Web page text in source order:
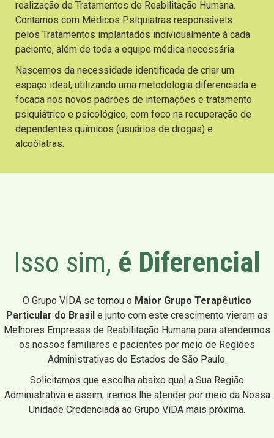
realização de Tratamentos de Reabilitação Humana.
Contamos com Médicos Psiquiatras responsáveis
pelos Tratamentos implantados individualmente à cada
paciente, além de toda a equipe médica necessária.
Nascemos da necessidade identificada de criar um
espaço ideal, utilizando uma metodologia diferenciada e
focada nos novos padrões de internações e tratamento
psiquiátrico e psicológico, com foco na recuperação de
dependentes químicos (usuários de drogas) e
alcoólatras.
Isso sim, é Diferencial
O Grupo VIDA se tornou o Maior Grupo Terapêutico
Particular do Brasil e junto com este crescimento vieram as
Melhores Empresas de Reabilitação Humana para atendermos
os nossos familiares e pacientes por meio de Regiões
Administrativas do Estados de São Paulo.
Solicitamos que escolha abaixo qual a Sua Região
Administrativa e assim, iremos lhe atender por meio da Nossa
Unidade Credenciada ao Grupo ViDA mais próxima.